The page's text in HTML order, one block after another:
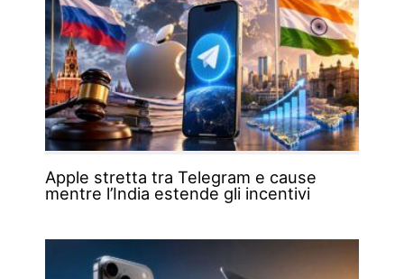
Apple stretta tra Telegram e cause
mentre l’India estende gli incentivi